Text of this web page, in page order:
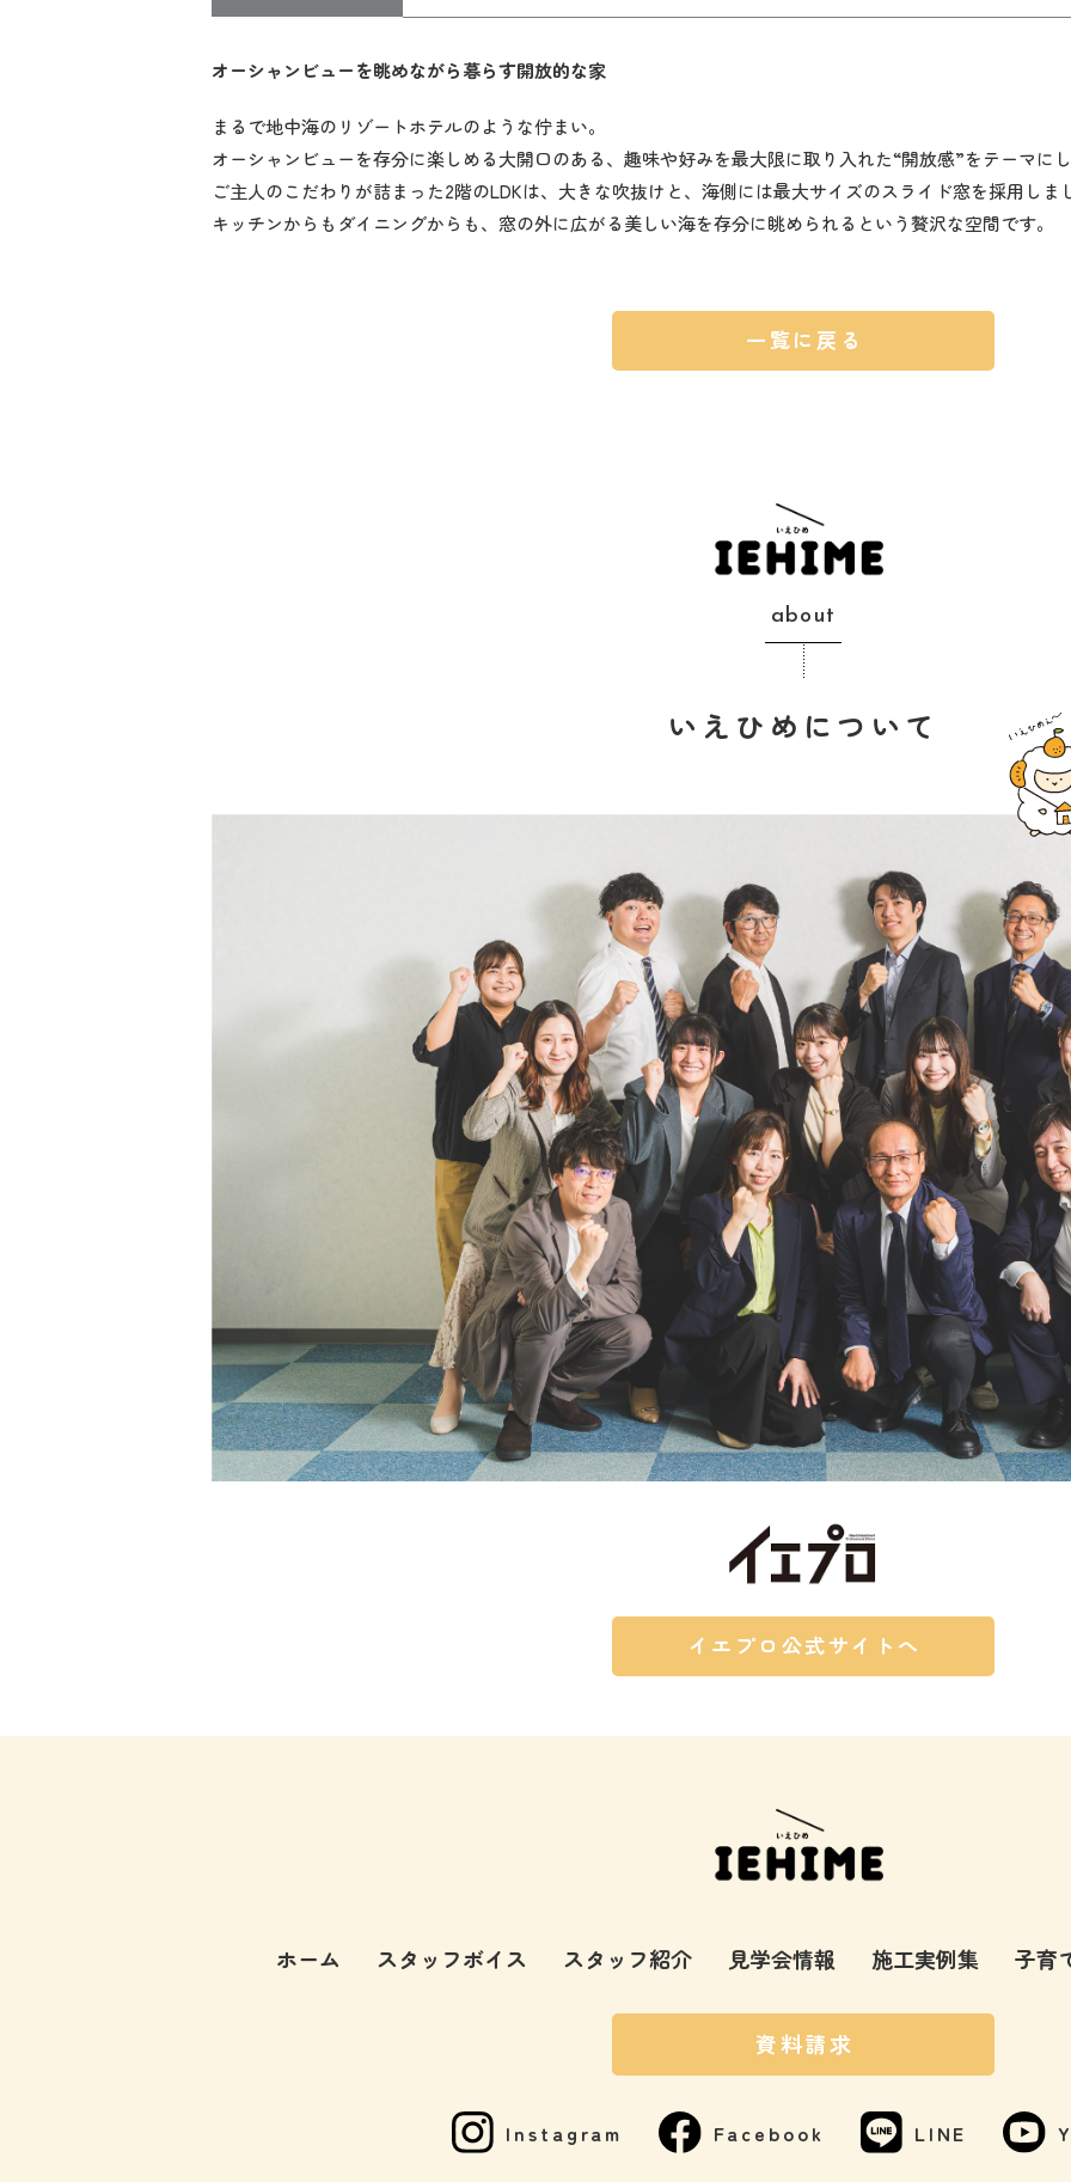
オーシャンビューを眺めながら暮らす開放的な家
まるで地中海のリゾートホテルのような佇まい。
オーシャンビューを存分に楽しめる大開口のある、趣味や好みを最大限に取り入れた“開放感”をテーマにし
ご主人のこだわりが詰まった2階のLDKは、大きな吹抜けと、海側には最大サイズのスライド窓を採用しま
キッチンからもダイニングからも、窓の外に広がる美しい海を存分に眺められるという贅沢な空間です。
一覧に戻る
about
いえひめについて
イエプロ公式サイトへ
ホーム スタッフボイス スタッフ紹介 見学会情報 施工実例集 子育
資料請求
Instagram Facebook LINE